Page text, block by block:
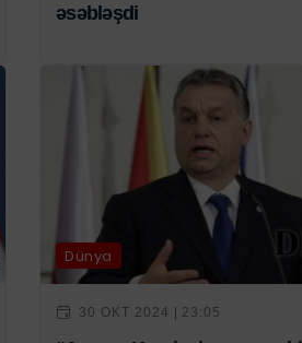
əsəbləşdi
Dünya
30 OKT 2024 | 23:05